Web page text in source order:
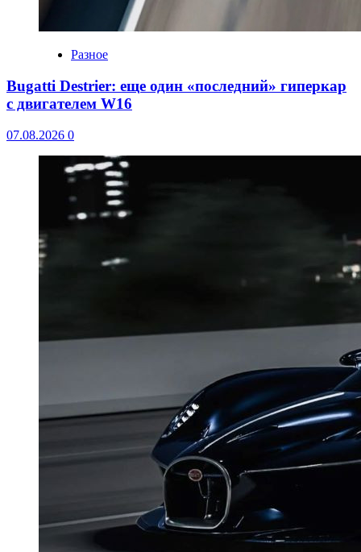
Разное
Bugatti Destrier: еще один «последний» гиперкар
с двигателем W16
07.08.2026 0